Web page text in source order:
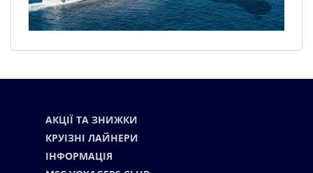
АКЦІЇ ТА ЗНИЖКИ
КРУІЗНІ ЛАЙНЕРИ
ІНФОРМАЦІЯ